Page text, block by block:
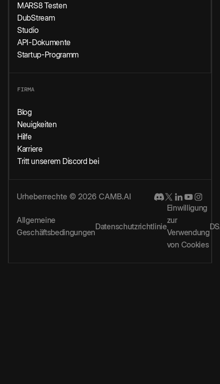
MARS8 Testen
DubStream
Studio
API-Dokumente
Startup-Programm
FIRMA
Blog
Neuigkeiten
Hilfe
Karriere
Tritt unserem Discord bei
Urheberrechte © 2026 CAMB.AI
Allgemeine
Geschäftsbedingungen
Datenschutzrichtlinie
Einwilligung
zur
Verwendung
von Cookies